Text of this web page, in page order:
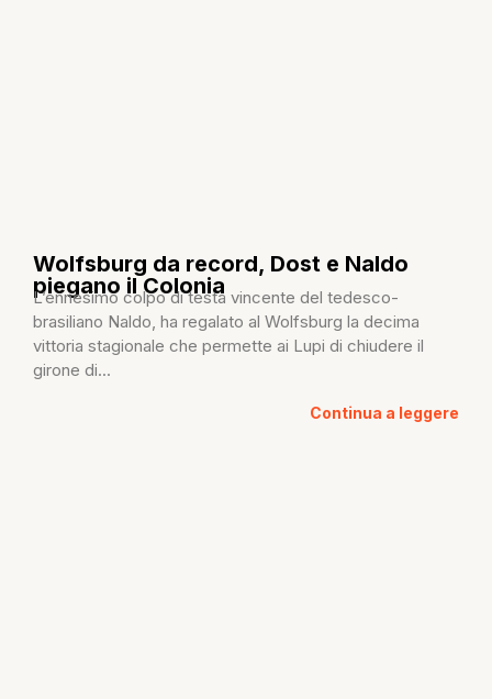
Wolfsburg da record, Dost e Naldo
piegano il Colonia
L’ennesimo colpo di testa vincente del tedesco-
brasiliano Naldo, ha regalato al Wolfsburg la decima
vittoria stagionale che permette ai Lupi di chiudere il
girone di...
Continua a leggere